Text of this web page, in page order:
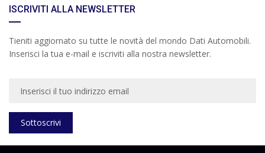
ISCRIVITI ALLA NEWSLETTER
Tieniti aggiornato su tutte le novità del mondo Dati Automobili.
Inserisci la tua e-mail e iscriviti alla nostra newsletter.
Sottoscrivi